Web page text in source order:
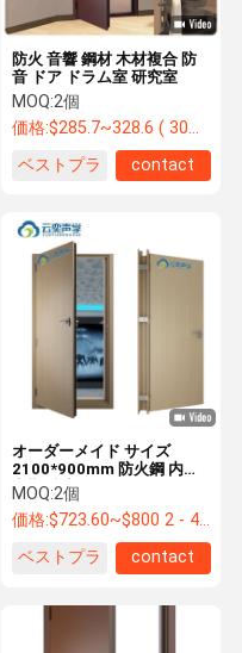
たしたち
工場 ツアー
事件
防火 音響 鋼材 木材複合 防
音 ドア ドラム室 研究室
MOQ:2個
価格:$285.7~328.6 ( 30~35dB) , $400~500(42+3(
ベストプラ
contact
オーダーメイド サイズ
2100*900mm 防火鋼 内装
音響 防音 ドア メーカー
MOQ:2個
価格:$723.60~$800 2 - 49 pieces, $638.80 50~$720 99 pieces , 100 - 199 pieces $621.7
ベストプラ
contact